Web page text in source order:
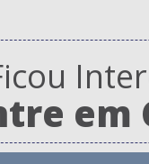
em